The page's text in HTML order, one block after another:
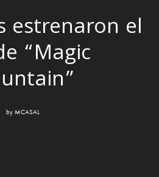
estrenaron el
“Magic
by MCASAL